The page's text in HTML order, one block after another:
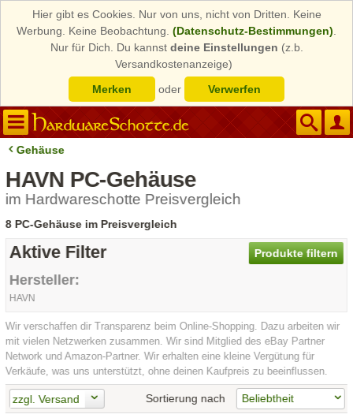
Hier gibt es Cookies. Nur von uns, nicht von Dritten. Keine
Werbung. Keine Beobachtung. (Datenschutz-Bestimmungen)
Nur für Dich. Du kannst deine Einstellungen (z.b.
Versandkostenanzeige)
Merken
oder Verwerfen
Gehäuse
HAVN PC-Gehäuse
im Hardwareschotte Preisvergleich
8 PC-Gehäuse im Preisvergleich
Produkte filtern
Aktive Filter
Hersteller:
HAVN
Wir verschaffen dir Transparenz beim Online-Shopping. Dazu arbeiten wir
mit vielen Netzwerken zusammen. Wir sind Mitglied des eBay Partner
Network und Amazon-Partner. Wir erhalten eine kleine Vergütung für
Verkäufe, was uns unterstützt, ohne deinen Kaufpreis zu beeinflussen.
zzgl. Versand Sortierung nach